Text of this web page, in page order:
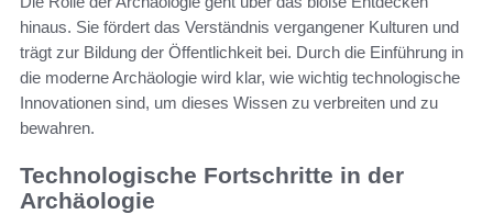
hinaus. Sie fördert das Verständnis vergangener Kulturen und
trägt zur Bildung der Öffentlichkeit bei. Durch die Einführung in
die moderne Archäologie wird klar, wie wichtig technologische
Innovationen sind, um dieses Wissen zu verbreiten und zu
bewahren.
Technologische Fortschritte in der
Archäologie